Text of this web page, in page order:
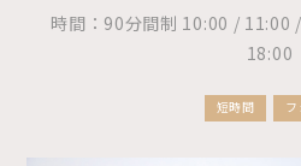
時間：90分間制 10:00 /
18:00
短時間 フ